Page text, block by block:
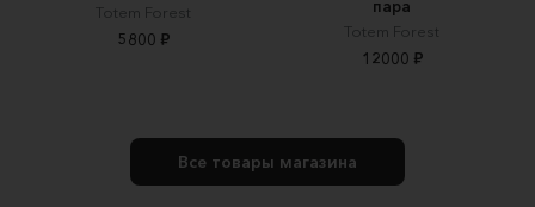
Totem Forest
5800 ₽
пара
Totem Forest
12000 ₽
Все товары магазина